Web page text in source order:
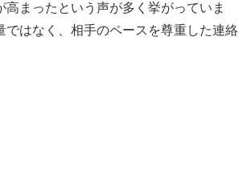
高まったという声が多く挙がっていま
ではなく、相手のペースを尊重した連絡